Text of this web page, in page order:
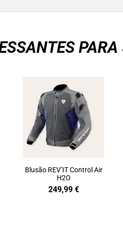
PARA
Blusão REV’IT Control Air
H2O
249,99 €